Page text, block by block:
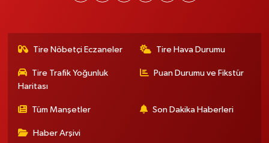
Tire Nöbetçi Eczaneler Tire Hava Durumu
Tire Trafik Yoğunluk
Haritası
Puan Durumu ve Fikstür
Tüm Manşetler Son Dakika Haberleri
Haber Arşivi